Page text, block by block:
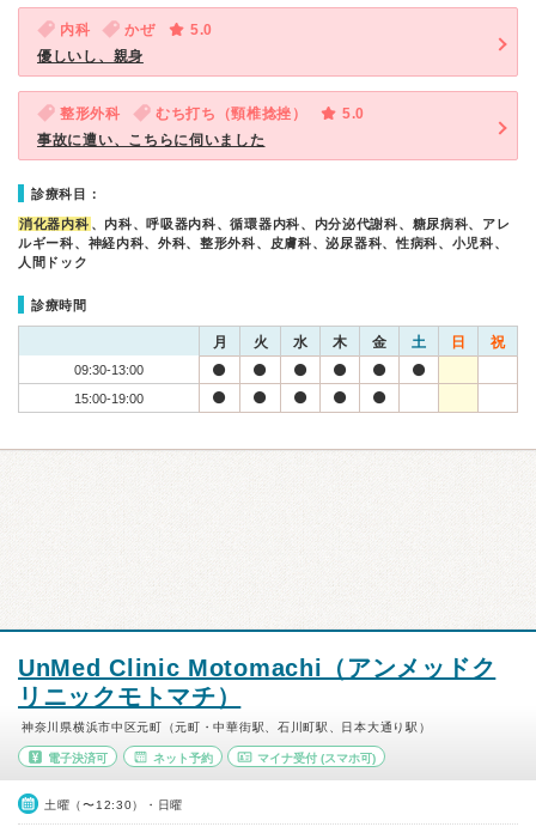
内科 かぜ
5.0
優しいし、親身
整形外科 むち打ち（頸椎捻挫）
5.0
事故に遭い、こちらに伺いました
診療科目：
消化器内科 、内科、呼吸器内科、循環器内科、内分泌代謝科、糖尿病科、アレ
ルギー科、神経内科、外科、整形外科、皮膚科、泌尿器科、性病科、小児科、
人間ドック
診療時間
月 火 水 木 金 土 日 祝
09:30-13:00
15:00-19:00
UnMed Clinic Motomachi（アンメッドク
リニックモトマチ）
神奈川県横浜市中区元町（元町・中華街駅、石川町駅、日本大通り駅）
電子決済可 ネット予約 マイナ受付 (スマホ可)
土曜（〜12:30）・日曜